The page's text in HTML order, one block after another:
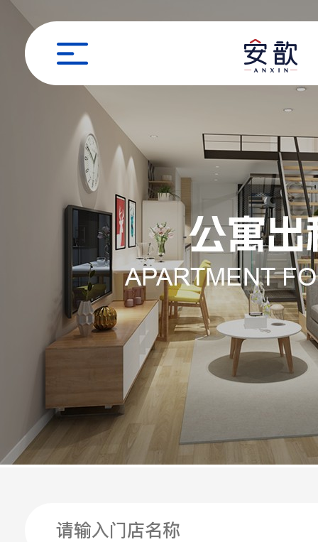
职位申请
姓名
手机
公司
邮箱
留言